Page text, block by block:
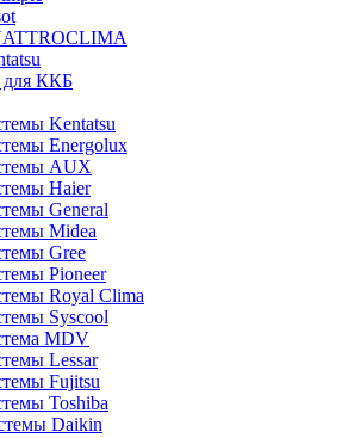
для ККБ
Kentatsu
Energolux
AUX
Haier
General
Midea
Gree
Pioneer
Royal Clima
Syscool
MDV
Lessar
Fujitsu
Toshiba
Daikin